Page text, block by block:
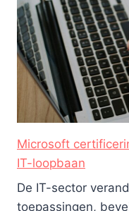
Microsoft
IT-loopbaan
De IT-sector
toepassingen,